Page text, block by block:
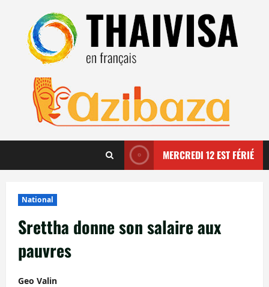
contenu
MERCREDI 12 EST FÉRIÉ
National
Srettha donne son salaire aux
pauvres
Geo Valin